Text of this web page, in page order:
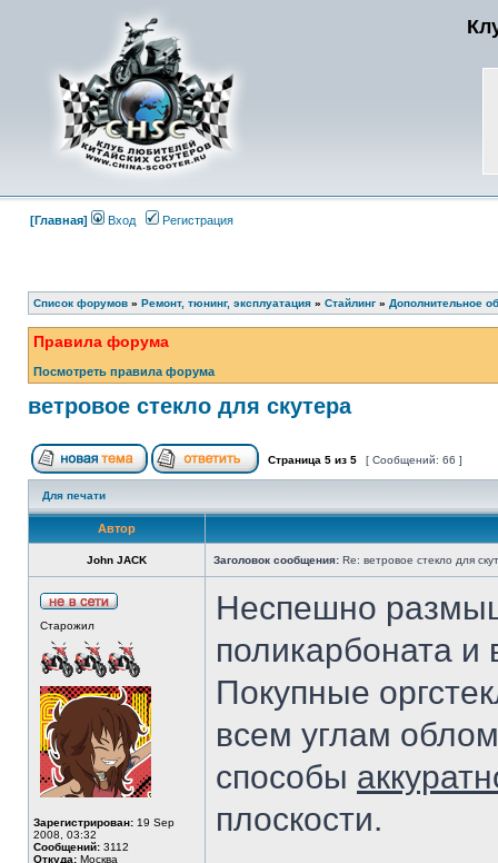
[Главная] Вход Регистрация
Список форумов » Ремонт, тюнинг, эксплуатация » Стайлинг » Дополнительное
Правила форума
Посмотреть правила форума
ветровое стекло для скутера
Страница 5 из 5 [ Сообщений: 66 ]
Для печати
Автор
John JACK Заголовок сообщения: Re: ветровое стекло для
Старожил
Зарегистрирован: 19 Sep
2008, 03:32
Сообщений: 3112
Откуда: Москва
Неспешно
поликарбоната и
Покупные
всем углам
способы
плоскости.